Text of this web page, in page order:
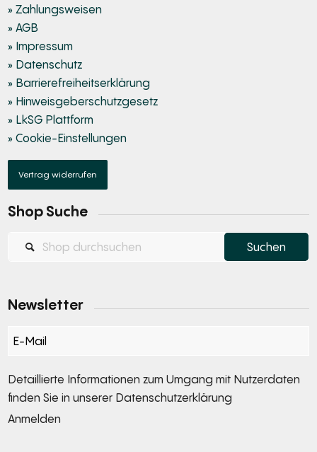
» Zahlungsweisen
» AGB
» Impressum
» Datenschutz
» Barrierefreiheitserklärung
» Hinweisgeberschutzgesetz
» LkSG Plattform
» Cookie-Einstellungen
Vertrag widerrufen
Shop Suche
Newsletter
Section
Detaillierte Informationen zum Umgang mit Nutzerdaten
finden Sie in unserer Datenschutzerklärung
Anmelden